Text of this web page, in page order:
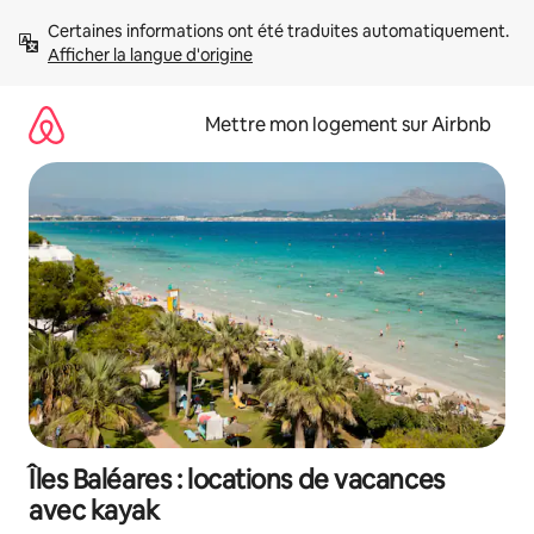
directement
Afficher la langue d'origine
Mettre mon logement sur Airbnb
Îles Baléares : locations de vacances
avec kayak